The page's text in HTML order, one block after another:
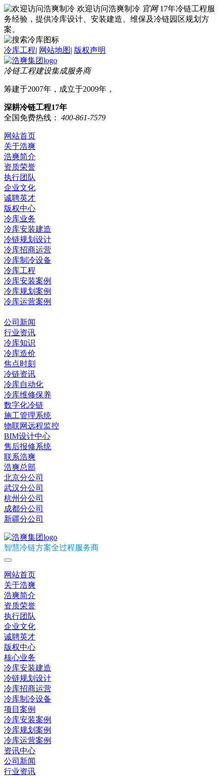
欢迎访问浩爽制冷 官网 17年冷链工程服
务经验，提供冷库设计、安装建造、维保及冷链园区规划方
案。
冷库工程| 网站地图| 版权声明
冷链工程建设集成服务商
筹建于2007年，成立于2009年，
深耕冷链工程17年
全国免费热线：
400-861-7579
网站首页
关于浩爽
浩爽简介
资质荣誉
执行团队
企业文化
诚聘英才
版权中心
冷库业务
冷库安装建造
冷链规划设计
冷库招商运营
冷库制冷设备
冷库工程
冷库安装案例
冷库规划案例
冷库运营案例
公司新闻
行业资讯
冷库知识
冷库造价
焦点时刻
冷链资讯
冷库自动化
冷库维修保养
数字化冷链
施工管理系统
物联网远程监控
BIM设计中心
售后报修系统
联系浩爽
浩爽总部
北京分公司
武汉分公司
杭州分公司
成都分公司
新疆分公司
智慧冷链方案全过程服务商
网站首页
关于浩爽
浩爽简介
资质荣誉
执行团队
企业文化
诚聘英才
版权中心
核心业务
冷库安装建造
冷链规划设计
冷库招商运营
冷库制冷设备
项目案例
冷库安装案例
冷库规划案例
冷库运营案例
资讯中心
公司新闻
行业资讯